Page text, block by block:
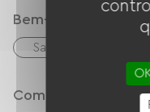
Bem-estar
Sauna
Comfort